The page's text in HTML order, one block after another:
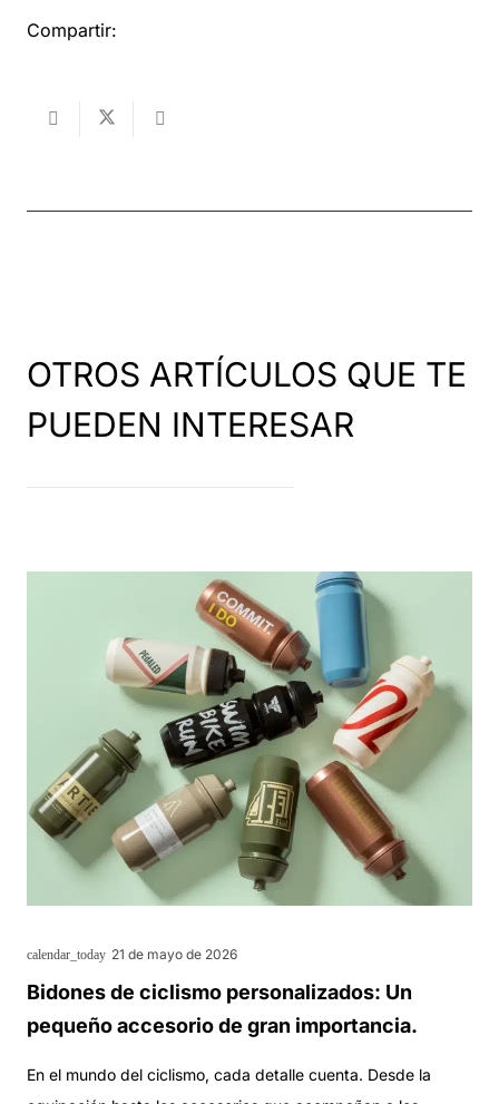
Compartir:
OTROS ARTÍCULOS QUE TE
PUEDEN INTERESAR
calendar_today 21 de mayo de 2026
Bidones de ciclismo personalizados: Un
pequeño accesorio de gran importancia.
En el mundo del ciclismo, cada detalle cuenta. Desde la